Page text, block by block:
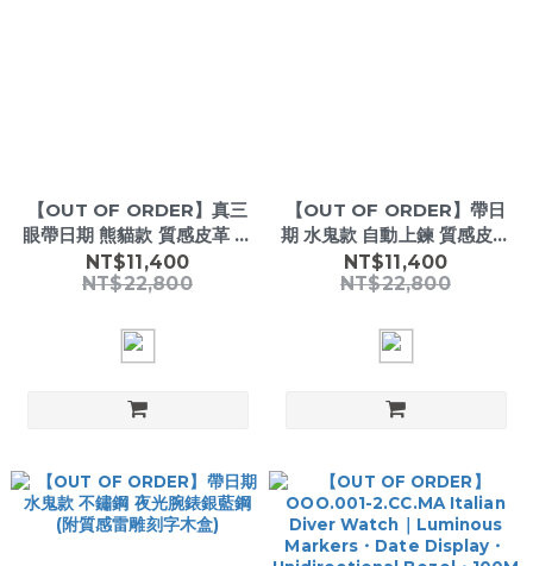
【OUT OF ORDER】真三
眼帶日期 熊貓款 質感皮革 夜
光腕錶 (附質感雷雕刻字木
盒)
NT$11,400
NT$22,800
【OUT OF ORDER】帶日
期 水鬼款 自動上鍊 質感皮革
夜光機械腕錶 (附質感雷雕刻
字木盒)
NT$11,400
NT$22,800